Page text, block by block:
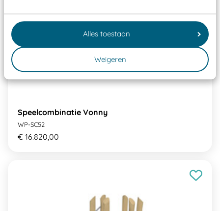
Alles toestaan
Weigeren
Speelcombinatie Vonny
WP-SC52
€ 16.820,00